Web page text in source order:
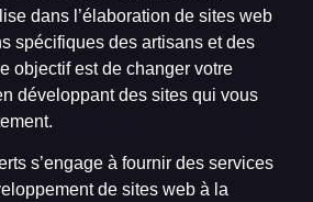
dans l’élaboration de sites web
spécifiques des artisans et des
objectif est de changer votre
développant des sites qui vous
s’engage à fournir des services
de sites web à la